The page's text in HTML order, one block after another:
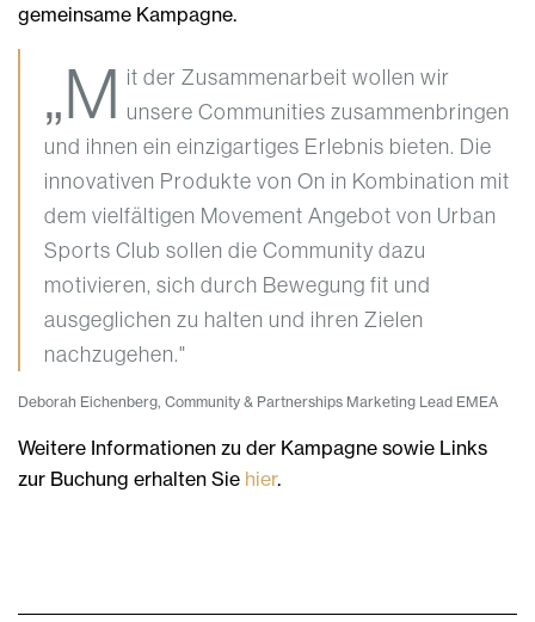
gemeinsame Kampagne.
„M it der Zusammenarbeit wollen wir
unsere Communities zusammenbringen
und ihnen ein einzigartiges Erlebnis bieten. Die
innovativen Produkte von On in Kombination mit
dem vielfältigen Movement Angebot von Urban
Sports Club sollen die Community dazu
motivieren, sich durch Bewegung fit und
ausgeglichen zu halten und ihren Zielen
nachzugehen."
Deborah Eichenberg, Community & Partnerships Marketing Lead EMEA
Weitere Informationen zu der Kampagne sowie Links
zur Buchung erhalten Sie hier.